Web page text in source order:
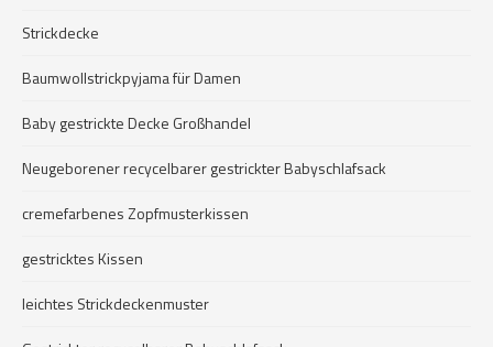
Strickdecke
Baumwollstrickpyjama für Damen
Baby gestrickte Decke Großhandel
Neugeborener recycelbarer gestrickter Babyschlafsack
cremefarbenes Zopfmusterkissen
gestricktes Kissen
leichtes Strickdeckenmuster